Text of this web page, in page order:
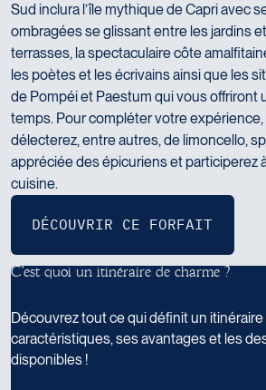
Sud inclura l’île mythique de Capri avec
ombragées se glissant entre les jardins
terrasses, la spectaculaire côte
les poètes et les écrivains ainsi que les
de Pompéi et Paestum qui vous offriront
temps. Pour compléter votre
délecterez, entre autres, de limoncello,
appréciée des épicuriens et participerez
cuisine.
C'est quoi un itinéraire de charme ?
Découvrez tout ce qui définit un
caractéristiques, ses avantages et les
disponibles !